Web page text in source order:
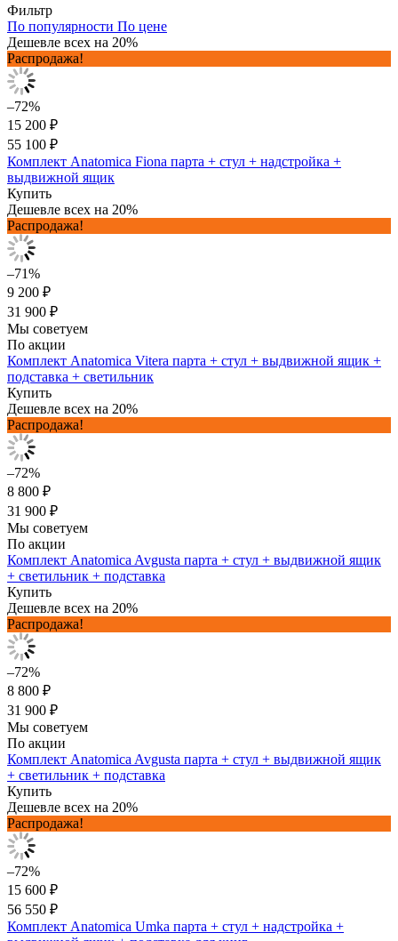
Фильтр
По популярности По цене
Дешевле всех на 20%
Распродажа!
–72%
15 200 ₽
55 100 ₽
Комплект Anatomica Fiona парта + стул + надстройка +
выдвижной ящик
Купить
Дешевле всех на 20%
Распродажа!
–71%
9 200 ₽
31 900 ₽
Мы советуем
По акции
Комплект Anatomica Vitera парта + стул + выдвижной ящик +
подставка + светильник
Купить
Дешевле всех на 20%
Распродажа!
–72%
8 800 ₽
31 900 ₽
Мы советуем
По акции
Комплект Anatomica Avgusta парта + стул + выдвижной ящик
+ светильник + подставка
Купить
Дешевле всех на 20%
Распродажа!
–72%
8 800 ₽
31 900 ₽
Мы советуем
По акции
Комплект Anatomica Avgusta парта + стул + выдвижной ящик
+ светильник + подставка
Купить
Дешевле всех на 20%
Распродажа!
–72%
15 600 ₽
56 550 ₽
Комплект Anatomica Umka парта + стул + надстройка +